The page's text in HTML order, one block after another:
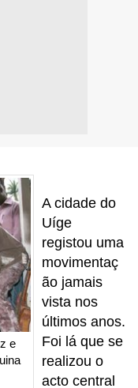
e
A cidade do
Uíge
registou uma
movimentaç
ão jamais
vista nos
últimos anos.
Foi lá que se
realizou o
acto central